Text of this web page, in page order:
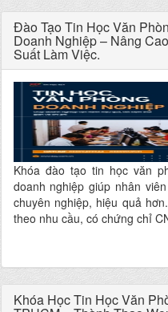
chú trọng dạy đúng nhu cầu –
– học chắc – làm được ngay
học. Trung Tâm Tin Học KEY
tâm dạy tin học văn phòng
uy tín, thực hành 100%
Đào Tạo Tin Học Văn
Doanh Nghiệp – Nâng
Suất Làm Việc.
Khóa đào tạo tin học văn
doanh nghiệp giúp nhân
chuyên nghiệp, hiệu quả
theo nhu cầu, có chứng chỉ
Khóa Học Tin Học Văn